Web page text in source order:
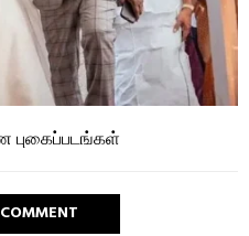
புகைப்படங்கள்